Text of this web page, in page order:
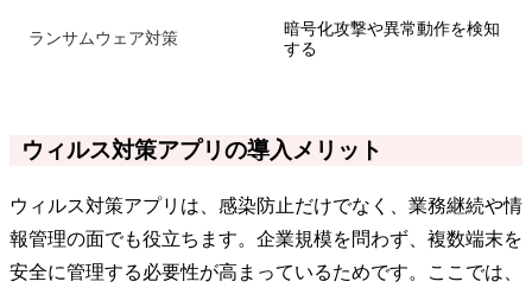
ランサムウェア対策
暗号化攻撃や異常動作を検知
する
ウィルス対策アプリの導入メリット
ウィルス対策アプリは、感染防止だけでなく、業務継続や情
報管理の面でも役立ちます。企業規模を問わず、複数端末を
安全に管理する必要性が高まっているためです。ここでは、